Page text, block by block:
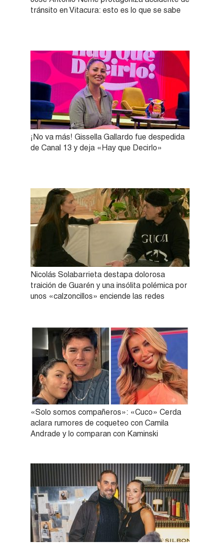
tránsito en Vitacura: esto es lo que se sabe
¡No va más! Gissella Gallardo fue despedida
de Canal 13 y deja «Hay que Decirlo»
Nicolás Solabarrieta destapa dolorosa
traición de Guarén y una insólita polémica por
unos «calzoncillos» enciende las redes
«Solo somos compañeros»: «Cuco» Cerda
aclara rumores de coqueteo con Camila
Andrade y lo comparan con Kaminski